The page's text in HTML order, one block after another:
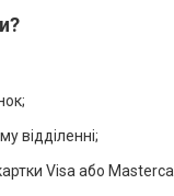
відділенні;
Visa або